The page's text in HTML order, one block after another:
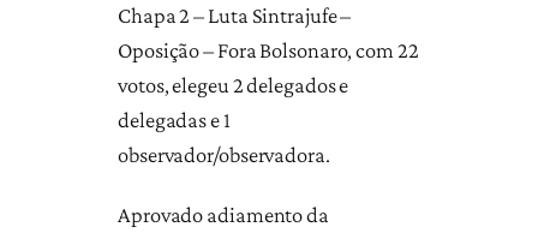
Chapa 2 – Luta Sintrajufe –
Oposição – Fora Bolsonaro, com 22
votos, elegeu 2 delegados e
delegadas e 1
observador/observadora.
Aprovado adiamento da